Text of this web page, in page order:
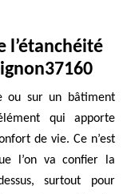
l’étanchéité
ou sur un bâtiment
qui apporte
de vie. Ce n’est
l’on va confier la
surtout pour